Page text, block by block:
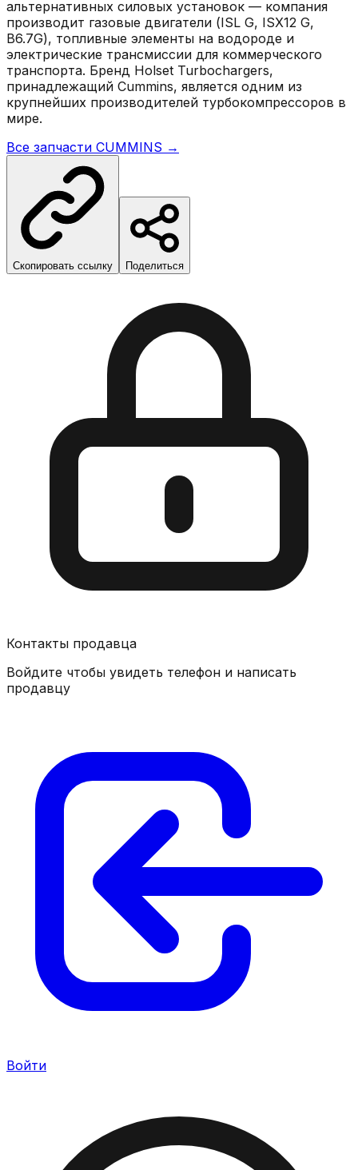
альтернативных силовых установок — компания
производит газовые двигатели (ISL G, ISX12 G,
B6.7G), топливные элементы на водороде и
электрические трансмиссии для коммерческого
транспорта. Бренд Holset Turbochargers,
принадлежащий Cummins, является одним из
крупнейших производителей турбокомпрессоров в
мире.
Все запчасти CUMMINS →
Скопировать ссылку Поделиться
Контакты продавца
Войдите чтобы увидеть телефон и написать
продавцу
Войти